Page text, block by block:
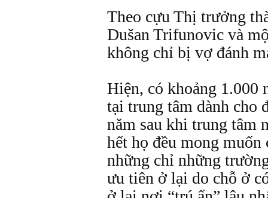
Theo cựu Thị trưởng
Dušan Trifunovic và
không chỉ bị vợ đánh
Hiện, có khoảng 1.000
tại trung tâm dành cho
năm sau khi trung tâm
hết họ đều mong
những chỉ những
ưu tiên ở lại do chỗ ở